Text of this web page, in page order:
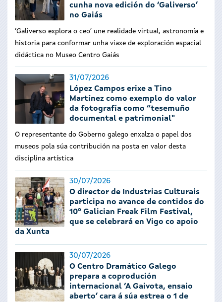
cunha nova edición do ‘Galiverso’
no Gaiás
‘Galiverso explora o ceo’ une realidade virtual, astronomía e
historia para conformar unha viaxe de exploración espacial
didáctica no Museo Centro Gaiás
31/07/2026
López Campos erixe a Tino
Martínez como exemplo do valor
da fotografía como “tesemuño
documental e patrimonial"
O representante do Goberno galego enxalza o papel dos
museos pola súa contribución na posta en valor desta
disciplina artística
30/07/2026
O director de Industrias Culturais
participa no avance de contidos do
10º Galician Freak Film Festival,
que se celebrará en Vigo co apoio
da Xunta
30/07/2026
O Centro Dramático Galego
prepara a coprodución
internacional ‘A Gaivota, ensaio
aberto’ cara á súa estrea o 1 de